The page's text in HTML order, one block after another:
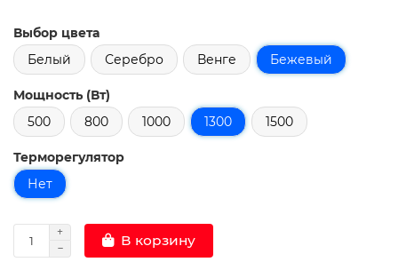
Выбор цвета
Белый
Серебро Венге Бежевый
Мощность (Вт)
500
800 1000 1300 1500
Терморегулятор
Нет
В корзину